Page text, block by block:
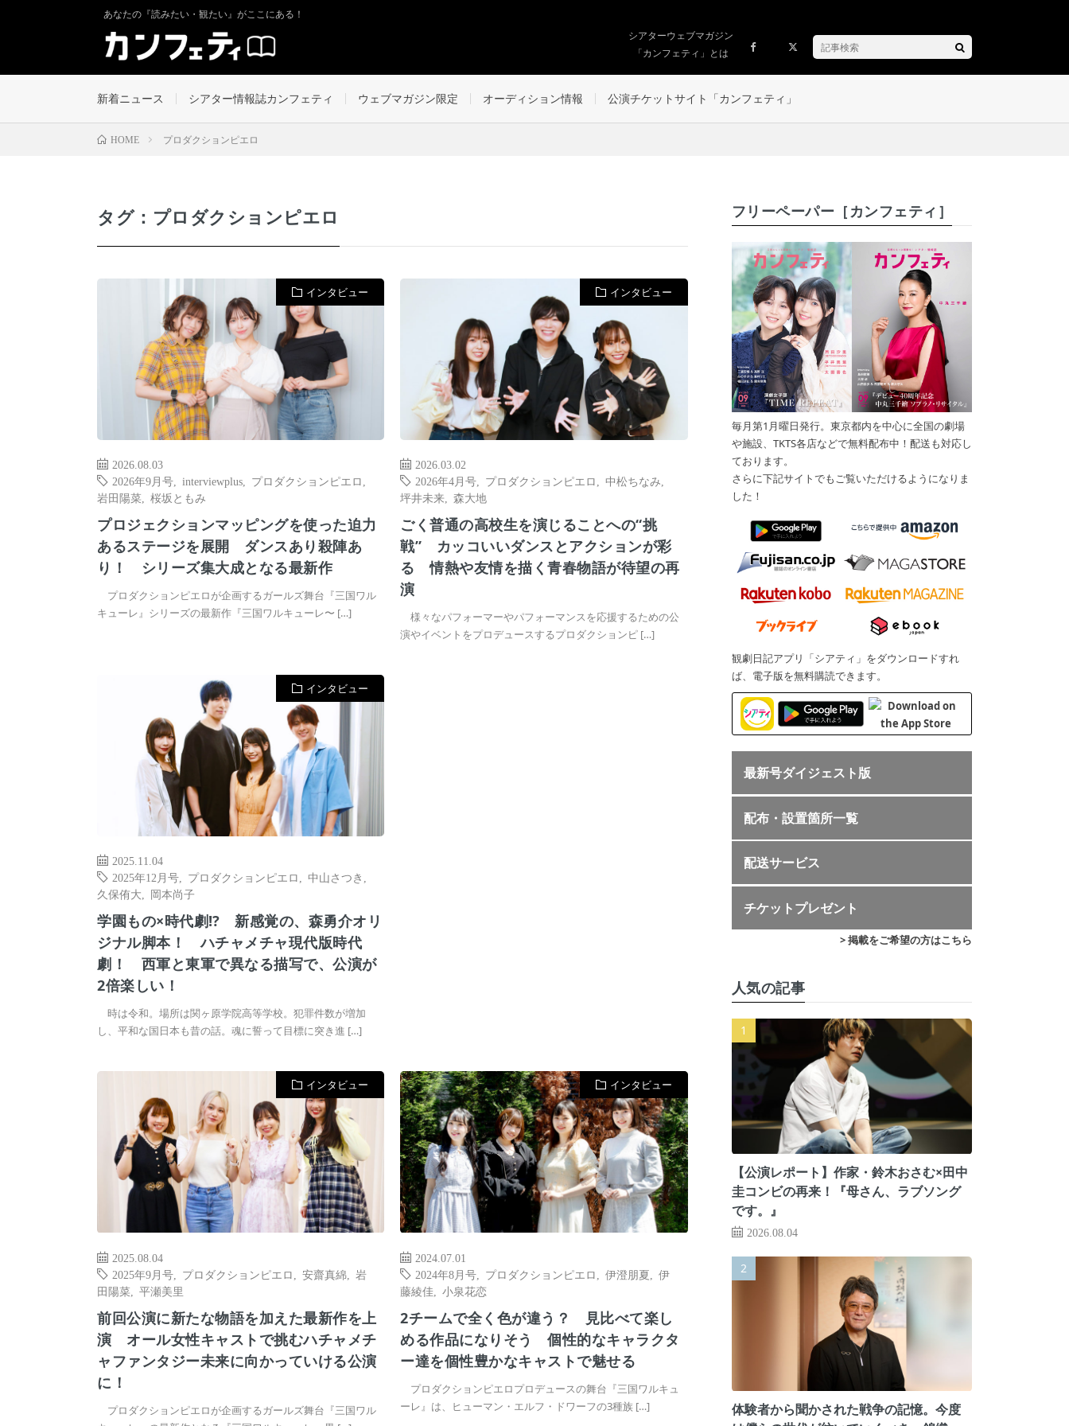
あなたの『読みたい・観たい』がここにある！
シアターウェブマガジン
「カンフェティ」とは
新着ニュース シアター情報誌カンフェティ ウェブマガジン限定 オーディション情報 公演チケットサイト「カンフェティ」
HOME プロダクションピエロ
タグ：プロダクションピエロ
インタビュー
2026.08.03
2026年9月号
interviewplus プロダクションピエロ
岩田陽菜
桜坂ともみ
プロジェクションマッピングを使った迫力
あるステージを展開 ダンスあり殺陣あ
り！ シリーズ集大成となる最新作
プロダクションピエロが企画するガールズ舞台『三国ワル
キューレ』シリーズの最新作『三国ワルキューレ〜 […]
インタビュー
2026.03.02
2026年4月号
プロダクションピエロ ,中松ちなみ
坪井未来 ,森大地
ごく普通の高校生を演じることへの“挑
戦” カッコいいダンスとアクションが彩
る 情熱や友情を描く青春物語が待望の再
演
様々なパフォーマーやパフォーマンスを応援するための公
演やイベントをプロデュースするプロダクションピ […]
インタビュー
2025.11.04
2025年12月号
プロダクションピエロ 中山さつき
久保侑大
岡本尚子
学園もの×時代劇⁉ 新感覚の、森勇介オリ
ジナル脚本！ ハチャメチャ現代版時代
劇！ 西軍と東軍で異なる描写で、公演が
2倍楽しい！
時は令和。場所は関ヶ原学院高等学校。犯罪件数が増加
し、平和な国日本も昔の話。魂に誓って目標に突き進 […]
インタビュー
2025.08.04
2025年9月号
プロダクションピエロ 安齋真綿
岩
田陽菜
平瀬美里
前回公演に新たな物語を加えた最新作を上
演 オール女性キャストで挑むハチャメチ
ャファンタジー未来に向かっていける公演
に！
プロダクションピエロが企画するガールズ舞台『三国ワル
インタビュー
2024.07.01
2024年8月号
プロダクションピエロ ,伊澄朋夏 ,伊
藤綾佳
小泉花恋
2チームで全く色が違う？ 見比べて楽し
める作品になりそう 個性的なキャラクタ
ー達を個性豊かなキャストで魅せる
プロダクションピエロプロデュースの舞台『三国ワルキュ
ーレ』は、ヒューマン・エルフ・ドワーフの3種族 […]
フリーペーパー［カンフェティ］
毎月第1月曜日発行。東京都内を中心に全国の劇場
や施設、TKTS各店などで無料配布中！配送も対応し
ております。
さらに下記サイトでもご覧いただけるようになりま
した！
観劇日記アプリ「シアティ」をダウンロードすれ
ば、電子版を無料購読できます。
最新号ダイジェスト版
配布・設置箇所一覧
配送サービス
チケットプレゼント
> 掲載をご希望の方はこちら
人気の記事
【公演レポート】作家・鈴木おさむ×田中
圭コンビの再来！『母さん、ラブソング
です。』
2026.08.04
体験者から聞かされた戦争の記憶。今度